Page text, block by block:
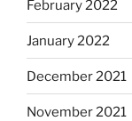
February 2022
January 2022
December 2021
November 2021